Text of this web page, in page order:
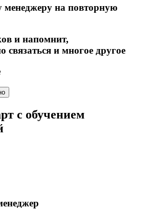
менеджеру на повторную
и напомнит,
связаться и многое другое
с обучением